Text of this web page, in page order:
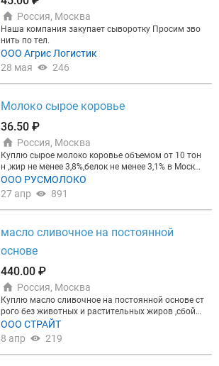
Россия, Москва
Наша компания закупает сыворотку Просим зво
нить по тел.
ООО Агрис Логистик
28 мая
246
Молоко сырое коровье
36.50 ₽
Россия, Москва
Куплю сырое молоко коровье объемом от 10 тон
н ,жир не менее 3,8%,белок не менее 3,1% в Москов
ской области и прилежащих областях,при постоя
нном сотрудничестве возможна предоплата.
ООО РУСМОЛОКО
27 апр
891
масло сливочное на постоянной
основе
440.00 ₽
Россия, Москва
Куплю масло сливочное на постоянной основе ст
рого без животных и растительных жиров ,сбойк
а, поточное, не кондиция, с полным пакетом доку
ментов, меркурий . Рассматриваются поставщик
и на долго на постоянную работу. Предпочтение
заводам изготовителям. Так же рассмотрю сыро
ООО СТРАЙТ
8 апр
219